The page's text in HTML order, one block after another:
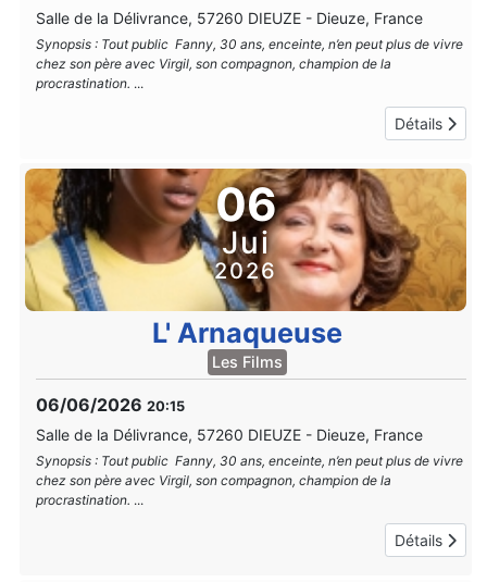
Salle de la Délivrance, 57260 DIEUZE - Dieuze, France
Synopsis : Tout public Fanny, 30 ans, enceinte, n’en peut plus de vivre
chez son père avec Virgil, son compagnon, champion de la
procrastination. ...
Détails
06
Jui
2026
L' Arnaqueuse
Les Films
06/06/2026 20:15
Salle de la Délivrance, 57260 DIEUZE - Dieuze, France
Synopsis : Tout public Fanny, 30 ans, enceinte, n’en peut plus de vivre
chez son père avec Virgil, son compagnon, champion de la
procrastination. ...
Détails